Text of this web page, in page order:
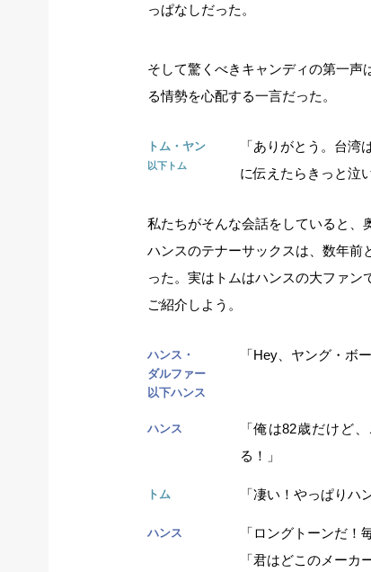
っぱなしだった。
そして驚くべきキャンディの第一声
る情勢を心配する一言だった。
トム・ヤン
以下トム
「ありがとう。台
に伝えたらきっと泣
私たちがそんな会話をしていると、
ハンスのテナーサックスは、数年前
った。実はトムはハンスの大ファ
ご紹介しよう。
ハンス・
ダルファー
以下ハンス
「Hey、ヤング・ボ
ハンス
「俺は82歳だけど
る！」
トム 「凄い！やっぱり
ハンス
「ロングトーンだ！
「君はどこのメーカ